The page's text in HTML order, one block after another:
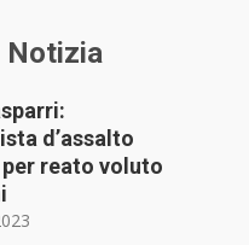
Notizia
d’assalto
reato voluto